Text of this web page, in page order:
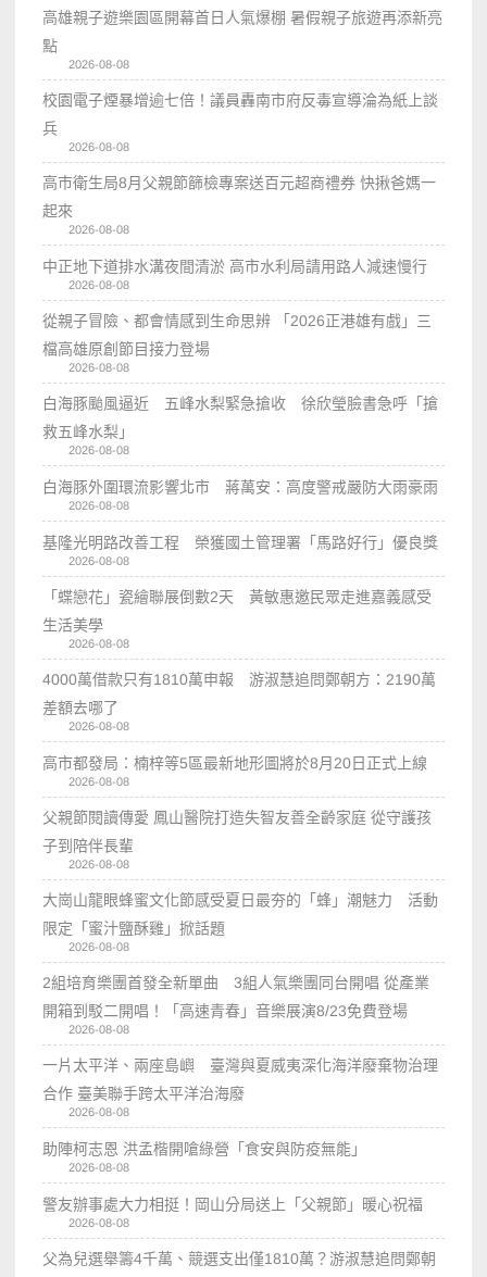
高雄親子遊樂園區開幕首日人氣爆棚 暑假親子旅遊再添新亮
點
2026-08-08
校園電子煙暴增逾七倍！議員轟南市府反毒宣導淪為紙上談
兵
2026-08-08
高市衛生局8月父親節篩檢專案送百元超商禮券 快揪爸媽一
起來
2026-08-08
中正地下道排水溝夜間清淤 高市水利局請用路人減速慢行
2026-08-08
從親子冒險、都會情感到生命思辨 「2026正港雄有戲」三
檔高雄原創節目接力登場
2026-08-08
白海豚颱風逼近 五峰水梨緊急搶收 徐欣瑩臉書急呼「搶
救五峰水梨」
2026-08-08
白海豚外圍環流影響北市 蔣萬安：高度警戒嚴防大雨豪雨
2026-08-08
基隆光明路改善工程 榮獲國土管理署「馬路好行」優良獎
2026-08-08
「蝶戀花」瓷繪聯展倒數2天 黃敏惠邀民眾走進嘉義感受
生活美學
2026-08-08
4000萬借款只有1810萬申報 游淑慧追問鄭朝方：2190萬
差額去哪了
2026-08-08
高市都發局：楠梓等5區最新地形圖將於8月20日正式上線
2026-08-08
父親節閱讀傳愛 鳳山醫院打造失智友善全齡家庭 從守護孩
子到陪伴長輩
2026-08-08
大崗山龍眼蜂蜜文化節感受夏日最夯的「蜂」潮魅力 活動
限定「蜜汁鹽酥雞」掀話題
2026-08-08
2組培育樂團首發全新單曲 3組人氣樂團同台開唱 從產業
開箱到駁二開唱！「高速青春」音樂展演8/23免費登場
2026-08-08
一片太平洋、兩座島嶼 臺灣與夏威夷深化海洋廢棄物治理
合作 臺美聯手跨太平洋治海廢
2026-08-08
助陣柯志恩 洪孟楷開嗆綠營「食安與防疫無能」
2026-08-08
警友辦事處大力相挺！岡山分局送上「父親節」暖心祝福
2026-08-08
父為兒選舉籌4千萬、競選支出僅1810萬？游淑慧追問鄭朝